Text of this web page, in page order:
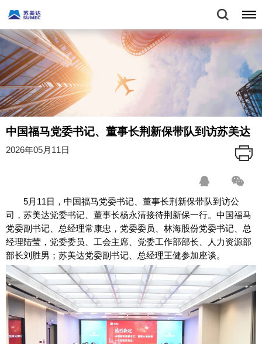
中国福马党委书记、董事长荆新保带队到访苏美达
2026年05月11日
5月11日，中国福马党委书记、董事长荆新保带队到访公
司，苏美达党委书记、董事长杨永清接待荆新保一行。中国福马
党委副书记、总经理常康忠，党委委员、林海股份党委书记、总
经理陆莹，党委委员、工会主席、党委工作部部长、人力资源部
部长刘胜男；苏美达党委副书记、总经理王健参加座谈。